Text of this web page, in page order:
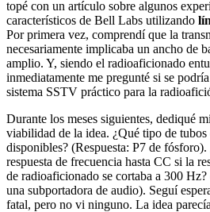
topé con un artículo sobre algunos
característicos de Bell Labs utilizando
Por primera vez, comprendí que la
necesariamente implicaba un ancho de
amplio. Y, siendo el radioaficionado
inmediatamente me pregunté si se
sistema SSTV práctico para la
Durante los meses siguientes, dediqué
viabilidad de la idea. ¿Qué tipo de tubos
disponibles? (Respuesta: P7 de
respuesta de frecuencia hasta CC si la
de radioaficionado se cortaba a 300
una subportadora de audio). Seguí
fatal, pero no vi ninguno. La idea